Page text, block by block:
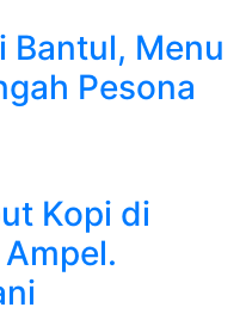
Bantul, Menu
Pesona
Kopi di